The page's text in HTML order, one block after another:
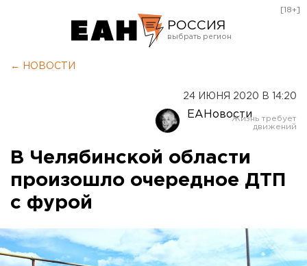
РОССИЯ
Оренбург
[18+]
← НОВОСТИ
24 ИЮНЯ 2020 В 14:20
ЕАНовости
В Челябинской области
произошло очередное ДТП
с фурой